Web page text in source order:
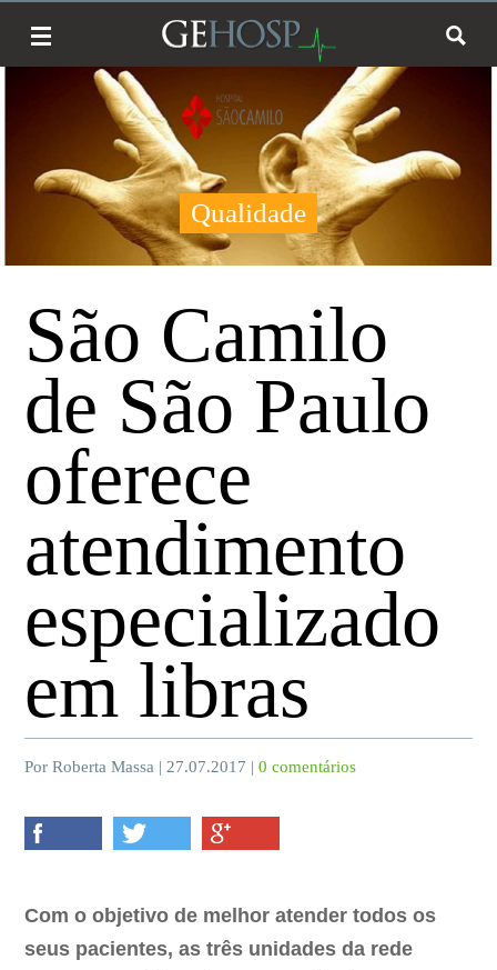
Qualidade
São Camilo
de São Paulo
oferece
atendimento
especializado
em libras
Por Roberta Massa | 27.07.2017 |0 comentários
Com o objetivo de melhor atender todos os
seus pacientes, as três unidades da rede